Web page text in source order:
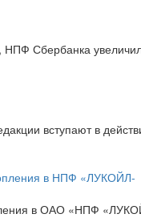
НПФ Сбербанка
вступают в
в НПФ «ЛУКОЙЛ-
в ОАО «НПФ